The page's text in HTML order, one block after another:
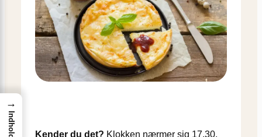
Kender du det? Klokken nærmer sig 17.30,
→
Indhold